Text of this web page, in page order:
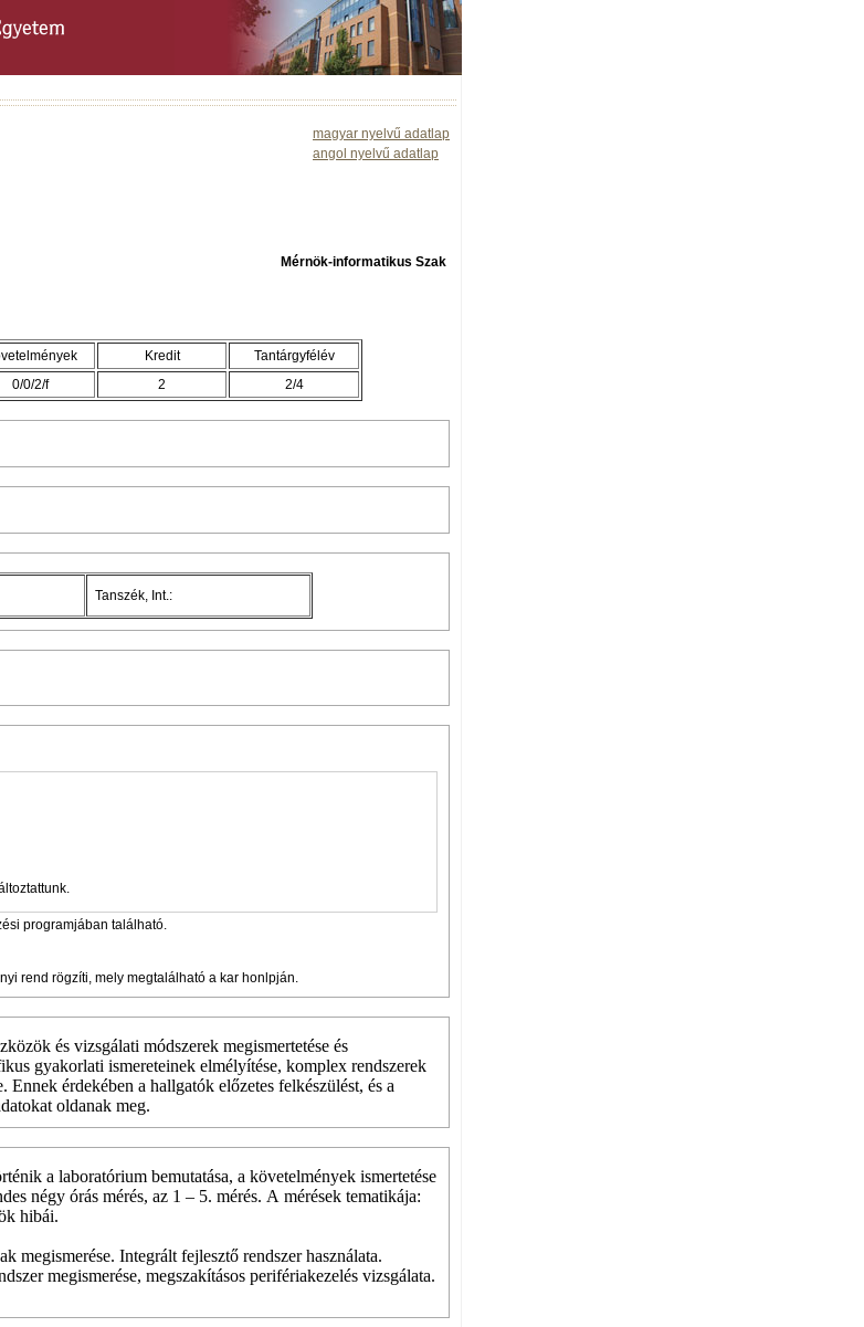
magyar nyelvű adatlap
angol nyelvű adatlap
Mérnök-informatikus Szak
Kredit
Tantárgyfélév
0/0/2/f 2 2/4
Tanszék, Int.:
programjában található.
rend rögzíti, mely megtalálható a kar honlpján.
és vizsgálati módszerek megismertetése és
gyakorlati ismereteinek elmélyítése, komplex rendszerek
érdekében a hallgatók előzetes felkészülést, és a
oldanak meg.
a laboratórium bemutatása, a követelmények ismertetése
négy órás mérés, az 1 – 5. mérés. A mérések tematikája:
hibái.
megismerése. Integrált fejlesztő rendszer használata.
megismerése, megszakításos perifériakezelés vizsgálata.